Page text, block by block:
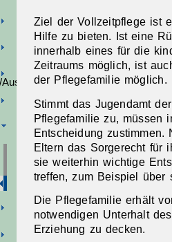
Ziel der Vollzeitpflege ist
Hilfe zu bieten. Isteine
innerhalb eines für die
Zeitraums möglich, ist
der Pflegefamilie möglich.
Stimmt das Jugendamt
Pflegefamilie zu, müssen
Entscheidung
Eltern das Sorgerecht für
sie weiterhin wichtige
treffen, zum Beispiel über
Die Pflegefamilie erhält
notwendigen Unterhalt
Erziehung zu decken.